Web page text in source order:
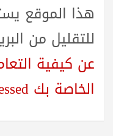
هذا الموقع
للتقليل من
عن كيفية
الخاصة بك processed